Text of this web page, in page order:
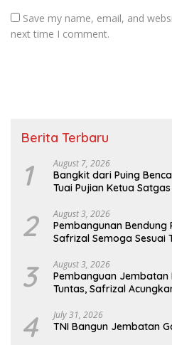
Save my name, email, and
next time I comment.
Berita Terbaru
1 August 7, 2026
Bangkit dari Puing
Tuai Pujian Ketua Satgas
2 August 3, 2026
Pembangunan Bendung
Safrizal Semoga Sesuai
3 August 3, 2026
Pembanguan Jembatan
Tuntas, Safrizal
4 July 31, 2026
TNI Bangun Jembatan